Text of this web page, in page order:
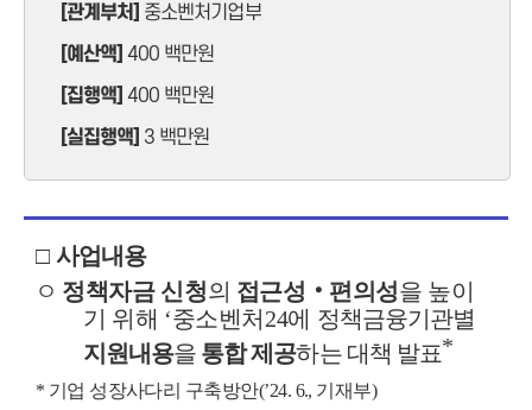
[관계부처] 중소벤처기업부
[예산액]400 백만원
[집행액]400 백만원
[실집행액] 3 백만원
□ 사업내용
ㅇ 정책자금 신청의 접근성 ‧ 편의성을 높이
기 위해 ‘중소벤처 24에 정책금융기관별
지원내용을 통합 제공하는 대책 발표*
* 기업 성장사다리 구축방안(’24. 6., 기재부)